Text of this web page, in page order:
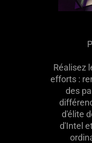
Réalisez
efforts :
des
d'élite
d'Intel